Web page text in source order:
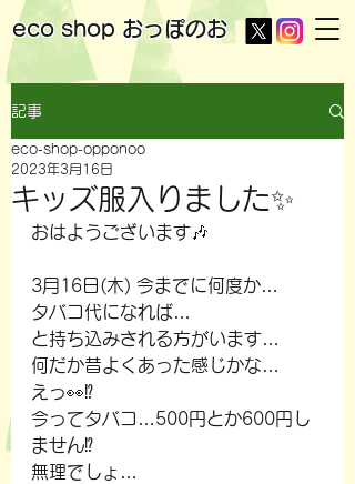
eco shop おっぽのお
記事
キッズ服入りました✨
eco-shop-opponoo
2023年3月16日
おはようございます🎶
3月16日(木) 今までに何度か…
タバコ代になれば…
と持ち込みされる方がいます…
何だか昔よくあった感じかな…
えっ👀⁉️
今ってタバコ…500円とか600円し
ません⁉️
無理でしょ…